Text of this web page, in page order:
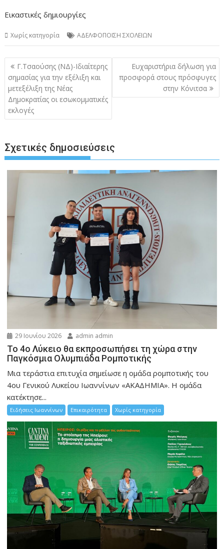
Εικαστικές δημιουργίες
Χωρίς κατηγορία ΑΔΕΛΦΟΠΟΙΣΗ ΣΧΟΛΕΙΩΝ
Πλοήγηση
άρθρων
Γ.Τσαούσης (ΝΔ)-Ιδιαίτερης
σημασίας για την εξέλιξη και
μετεξέλιξη της Νέας
Δημοκρατίας οι εσωκομματικές
εκλογές
Ευχαριστήρια δήλωση για
προσφορά στους πρόσφυγες
στην Κόνιτσα
Σχετικές δημοσιεύσεις
29 Ιουνίου 2026 admin admin
Το 4ο Λύκειο θα εκπροσωπήσει τη χώρα στην
Παγκόσμια Ολυμπιάδα Ρομποτικής
Μια τεράστια επιτυχία σημείωσε η ομάδα ρομποτικής του
4ου Γενικού Λυκείου Ιωαννίνων «ΑΚΑΔΗΜΙΑ». Η ομάδα
κατέκτησε...
Ειδήσεις Ιωαννίνων Επικαιρότητα Χωρίς κατηγορία